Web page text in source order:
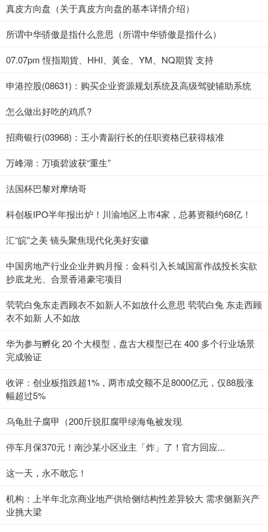
真皮方向盘（关于真皮方向盘的基本详情介绍）
所谓中华骄傲是指什么意思（所谓中华骄傲是指什么）
07.07pm 恆指期貨、HHI、黃金、YM、NQ期貨 支持
申港控股(08631)：购买企业资源规划系统及高级驾驶辅助系统
怎么做出好吃的鸡爪?
招商银行(03968)：王小青副行长的任职资格已获得核准
万峰湖：万顷碧波获“重生”
法国杯巴黎对摩纳哥
科创板IPO半年报出炉！川渝地区上市4家，总募资额约68亿！
汇“皖”之美 镜头聚焦现代化美好安徽
中国房地产行业企业并购月报：金科引入长城国富作战投长实欲
抄底龙光、合景香港豪宅项目
茕茕白兔东走西顾衣不如新人不如故什么意思 茕茕白兔 东走西顾
衣不如新 人不如故
华为参与孵化 20 个大模型，盘古大模型已在 400 多个行业场景
完成验证
收评：创业板指跌超1%，两市成交额不足8000亿元，仅88股涨
幅超过5%
乌龟肚子腐甲（200斤脱肛腐甲绿海龟被发现
停车月保370元！南沙某小区业主「炸」了！官方回应...
这一天，永不敢忘！
机构：上半年北京商业地产供给侧结构性差异较大 需求侧新兴产
业挑大梁